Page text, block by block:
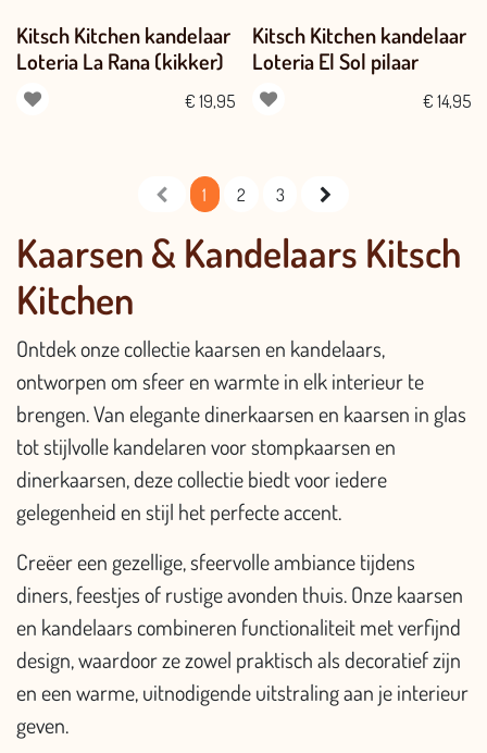
Kitsch Kitchen kandelaar
Loteria La Rana (kikker)
€ 19,95
Kitsch Kitchen kandelaar
Loteria El Sol pilaar
€ 14,95
1 2 3
Kaarsen & Kandelaars Kitsch
Kitchen
Ontdek onze collectie kaarsen en kandelaars,
ontworpen om sfeer en warmte in elk interieur te
brengen. Van elegante dinerkaarsen en kaarsen in glas
tot stijlvolle kandelaren voor stompkaarsen en
dinerkaarsen, deze collectie biedt voor iedere
gelegenheid en stijl het perfecte accent.
Creëer een gezellige, sfeervolle ambiance tijdens
diners, feestjes of rustige avonden thuis. Onze kaarsen
en kandelaars combineren functionaliteit met verfijnd
design, waardoor ze zowel praktisch als decoratief zijn
en een warme, uitnodigende uitstraling aan je interieur
geven.